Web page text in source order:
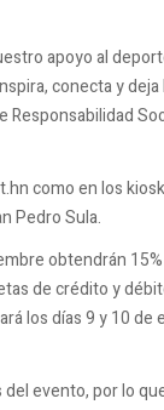
apoyo al
conecta y
como en los
Pedro Sula.
obtendrán
de crédito y
los días 9 y 10 de
evento, por lo